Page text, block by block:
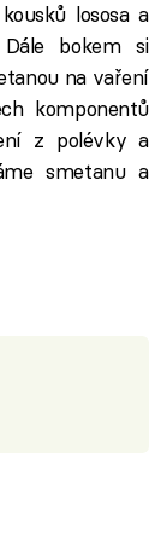
lososa a
bokem si
na vaření
komponentů
z polévky a
smetanu a